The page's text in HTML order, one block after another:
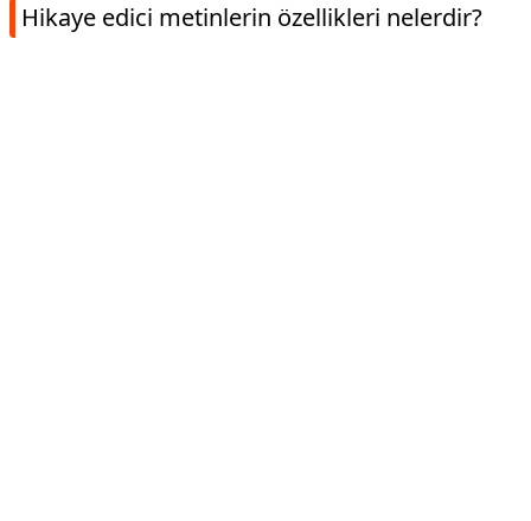
Hikaye edici metinlerin özellikleri nelerdir?